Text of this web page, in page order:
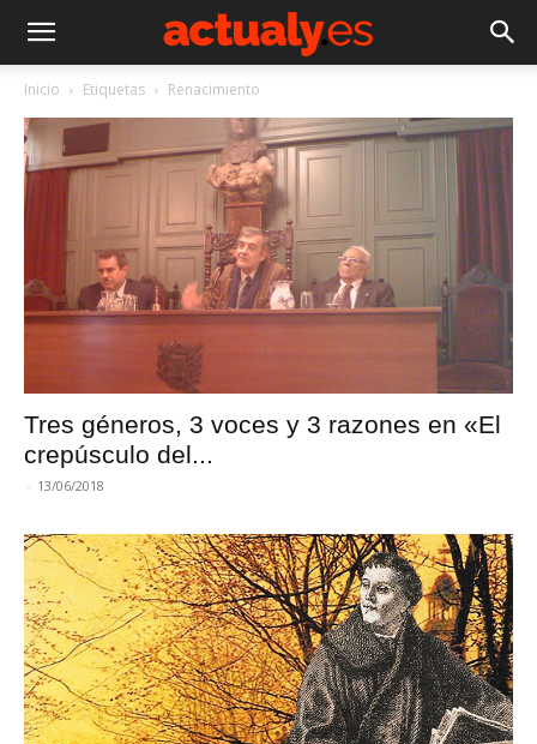
Inicio Etiquetas Renacimiento
Tres géneros, 3 voces y 3 razones en «El
crepúsculo del...
- 13/06/2018